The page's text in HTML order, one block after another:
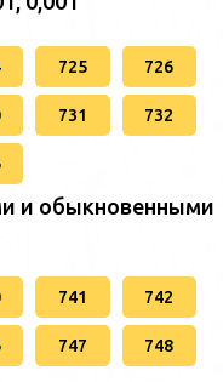
725 726
731 732
и обыкновенными
741 742
747 748